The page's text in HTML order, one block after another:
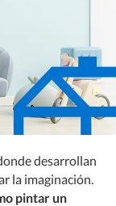
desarrollan
la imaginación.
pintar un